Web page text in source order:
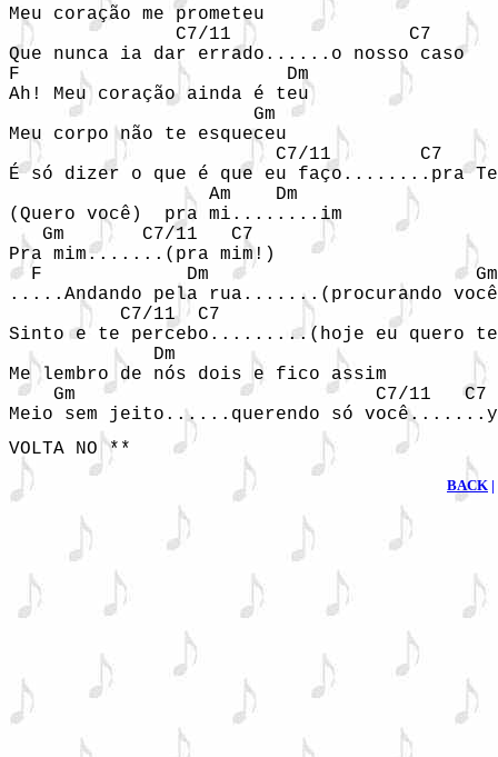
Meu coração me prometeu
               C7/11                C7
Que nunca ia dar errado......o nosso caso
F                        Dm
Ah! Meu coração ainda é teu
                      Gm
Meu corpo não te esqueceu
C7/11        C7
É só dizer o que é que eu faço........pra
                  Am    Dm
(Quero você)  pra mi........im
   Gm       C7/11   C7
Pra mim.......(pra mim!)
  F             Dm                        Gm
.....Andando pela rua.......(procurando
C7/11  C7
Sinto e te percebo.........(hoje eu quero
             Dm
Me lembro de nós dois e fico assim
Gm                           C7/11   C7
Meio sem jeito......querendo só
BACK |